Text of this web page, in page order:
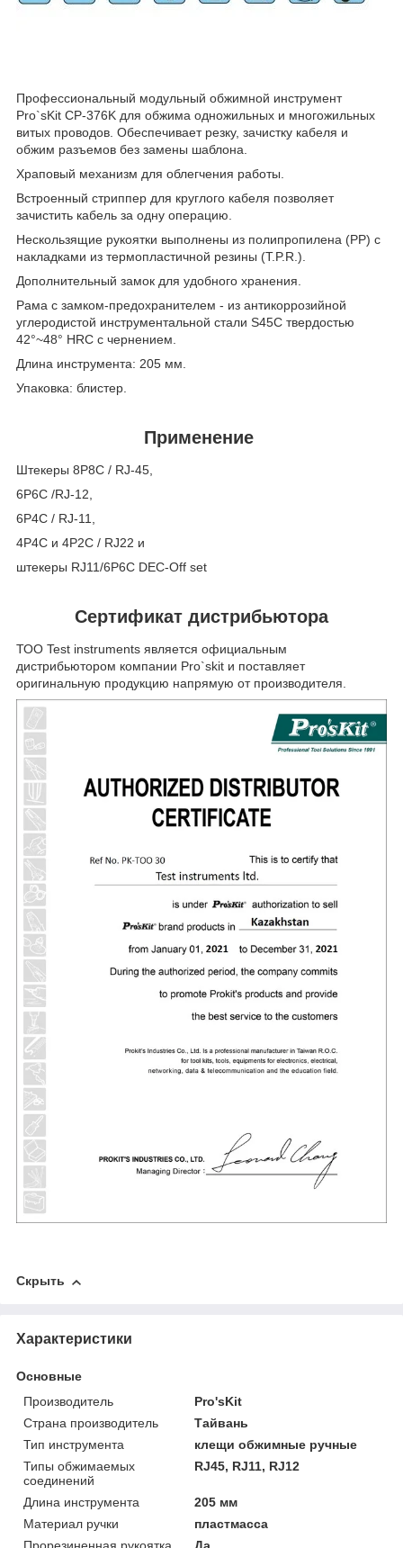
Профессиональный модульный обжимной инструмент
Pro`sKit CP-376K для обжима одножильных и многожильных
витых проводов. Обеспечивает резку, зачистку кабеля и
обжим разъемов без замены шаблона.
Храповый механизм для облегчения работы.
Встроенный стриппер для круглого кабеля позволяет
зачистить кабель за одну операцию.
Нескользящие рукоятки выполнены из полипропилена (PP) с
накладками из термопластичной резины (T.P.R.).
Дополнительный замок для удобного хранения.
Рама с замком-предохранителем - из антикоррозийной
углеродистой инструментальной стали S45C твердостью
42°~48° HRC с чернением.
Длина инструмента: 205 мм.
Упаковка: блистер.
Применение
Штекеры 8P8C / RJ-45,
6P6C /RJ-12,
6P4C / RJ-11,
4P4C и 4P2C / RJ22 и
штекеры RJ11/6P6C DEC-Off set
Сертификат дистрибьютора
ТОО Test instruments является официальным
дистрибьютором компании Pro`skit и поставляет
оригинальную продукцию напрямую от производителя.
Скрыть
Характеристики
Основные
Производитель
Pro'sKit
Страна производитель
Тайвань
Тип инструмента
клещи обжимные ручные
Типы обжимаемых
соединений
RJ45, RJ11, RJ12
Длина инструмента
205 мм
Материал ручки
пластмасса